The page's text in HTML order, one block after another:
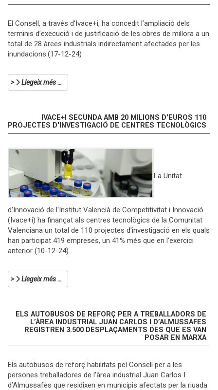
El Consell, a través d’Ivace+i, ha concedit l’ampliació dels
terminis d’execució i de justificació de les obres de millora a un
total de 28 àrees industrials indirectament afectades per les
inundacions.(17-12-24)
Llegeix més …
IVACE+I SECUNDA AMB 20 MILIONS D'EUROS 110
PROJECTES D'INVESTIGACIÓ DE CENTRES TECNOLÒGICS
La Unitat
d'Innovació de l'Institut Valencià de Competitivitat i Innovació
(Ivace+i) ha finançat als centres tecnològics de la Comunitat
Valenciana un total de 110 projectes d'investigació en els quals
han participat 419 empreses, un 41% més que en l'exercici
anterior (10-12-24)
Llegeix més …
ELS AUTOBUSOS DE REFORÇ PER A TREBALLADORS DE
L’ÀREA INDUSTRIAL JUAN CARLOS I D’ALMUSSAFES
REGISTREN 3.500 DESPLAÇAMENTS DES QUE ES VAN
POSAR EN MARXA
Els autobusos de reforç habilitats pel Consell per a les
persones treballadores de l’àrea industrial Juan Carlos I
d’Almussafes que residixen en municipis afectats per la riuada